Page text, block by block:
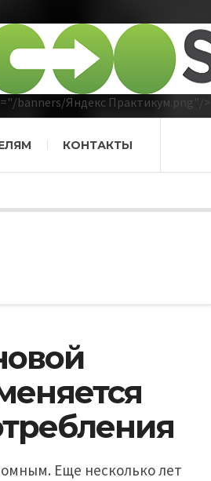
banners/Яндекс Практикум.png"/>
КОНТАКТЫ
Еще несколько лет